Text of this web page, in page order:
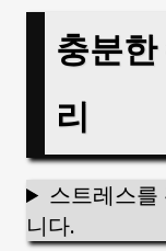
충분한
리
스트레스를
니다.